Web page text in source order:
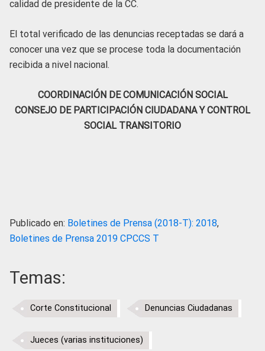
calidad de presidente de la CC.
El total verificado de las denuncias receptadas se dará a
conocer una vez que se procese toda la documentación
recibida a nivel nacional.
COORDINACIÓN DE COMUNICACIÓN SOCIAL
CONSEJO DE PARTICIPACIÓN CIUDADANA Y CONTROL
SOCIAL TRANSITORIO
Publicado en: Boletines de Prensa (2018-T): 2018,
Boletines de Prensa 2019 CPCCS T
Temas:
Corte Constitucional Denuncias Ciudadanas
Jueces (varias instituciones)